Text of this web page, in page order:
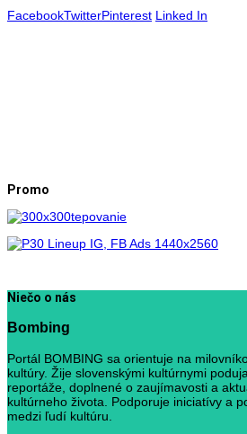
FacebookTwitterPinterest Linked In
Promo
Niečo o nás
Bombing
Portál BOMBING sa orientuje na
kultúry. Žije slovenskými kultúrnymi
reportáže, doplnené o zaujímavosti a
kultúrneho života. Podporuje iniciatívy a
medzi ľudí kultúru.